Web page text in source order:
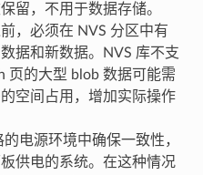
留，不用于数据存储。
，必须在 NVS 分区中有
据和新数据。NVS 库不支
页的大型 blob 数据可能需
空间占用，增加实际操作
电源环境中确保一致性，
供电的系统。在这种情况